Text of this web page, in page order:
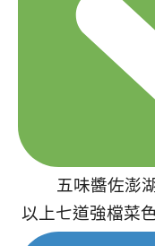
五味醬佐澎
以上七道強檔菜